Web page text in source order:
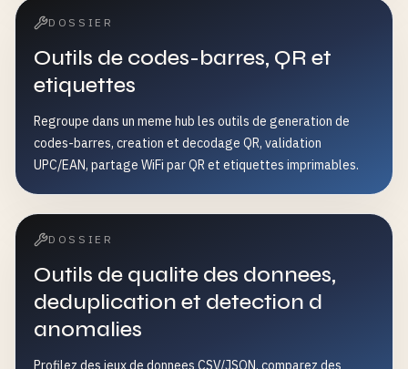
DOSSIER
Outils de codes-barres, QR et
etiquettes
Regroupe dans un meme hub les outils de generation de
codes-barres, creation et decodage QR, validation
UPC/EAN, partage WiFi par QR et etiquettes imprimables.
DOSSIER
Outils de qualite des donnees,
deduplication et detection d
anomalies
Profilez des jeux de donnees CSV/JSON, comparez des